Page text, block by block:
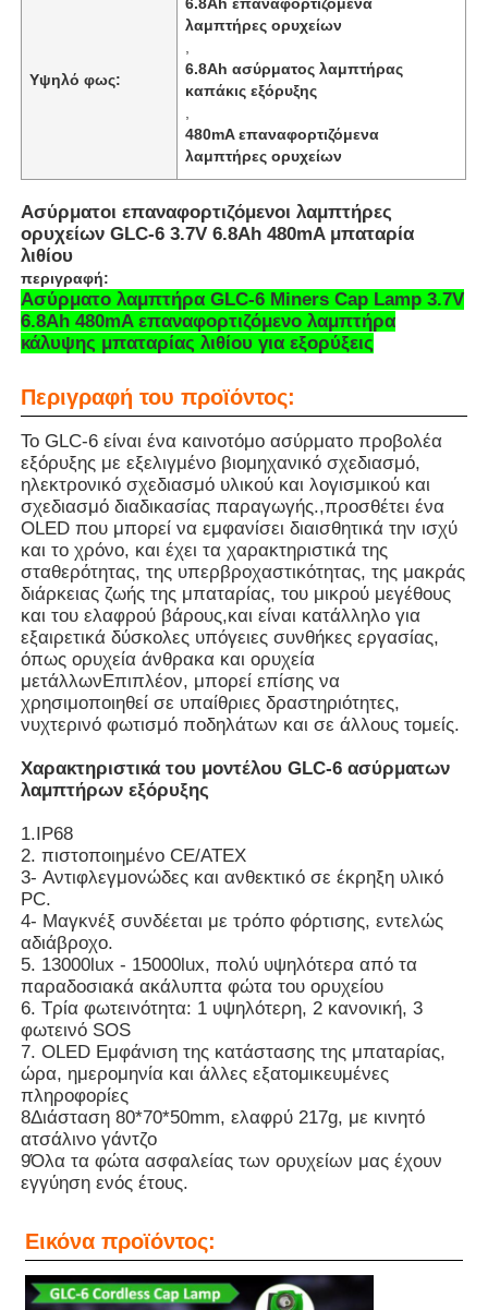
Προϊόντα
Εμφάνιση VR
Σχετικά με εμάς
Γύρος εργοστασίων
Ποιοτικός έλεγχος
Νέα
Ζητήστε ένα απόσπασμα
Φώτα ορυχείων LED
Επαναφορτιζόμενα λαμπτήρες καπάκις εξορυκτικών
υπόγεια λαμπτήρα καλώδιο χωρίς καπάκι
Φώτα εξόρυξης άνθρακα
Φώτα κεφαλής ανθρακωρύχων
Αεροπορικά φώτα
Βιομηχανικό φως LED
Υψηλό φως:
λαμπτήρες ορυχείων
6.8Ah ασύρματος λαμπτήρας
καπάκις εξόρυξης
480mA επαναφορτιζόμενα
λαμπτήρες ορυχείων
Ασύρματοι επαναφορτιζόμενοι λαμπτήρες
ορυχείων GLC-6 3.7V 6.8Ah 480mA μπαταρία
λιθίου
περιγραφή:
Ασύρματο λαμπτήρα GLC-6 Miners Cap Lamp 3.7V
6.8Ah 480mA επαναφορτιζόμενο λαμπτήρα
κάλυψης μπαταρίας λιθίου για εξορύξεις
Περιγραφή του προϊόντος:
Το GLC-6 είναι ένα καινοτόμο ασύρματο προβολέα
εξόρυξης με εξελιγμένο βιομηχανικό σχεδιασμό,
ηλεκτρονικό σχεδιασμό υλικού και λογισμικού και
σχεδιασμό διαδικασίας παραγωγής.,προσθέτει ένα
OLED που μπορεί να εμφανίσει διαισθητικά την ισχύ
και το χρόνο, και έχει τα χαρακτηριστικά της
σταθερότητας, της υπερβροχαστικότητας, της μακράς
διάρκειας ζωής της μπαταρίας, του μικρού μεγέθους
και του ελαφρού βάρους,και είναι κατάλληλο για
εξαιρετικά δύσκολες υπόγειες συνθήκες εργασίας,
όπως ορυχεία άνθρακα και ορυχεία
μετάλλωνΕπιπλέον, μπορεί επίσης να
χρησιμοποιηθεί σε υπαίθριες δραστηριότητες,
νυχτερινό φωτισμό ποδηλάτων και σε άλλους τομείς.
Χαρακτηριστικά του μοντέλου GLC-6 ασύρματων
λαμπτήρων εξόρυξης
1.IP68
2. πιστοποιημένο CE/ATEX
3- Αντιφλεγμονώδες και ανθεκτικό σε έκρηξη υλικό
PC.
4- Μαγκνέξ συνδέεται με τρόπο φόρτισης, εντελώς
αδιάβροχο.
5. 13000lux - 15000lux, πολύ υψηλότερα από τα
παραδοσιακά ακάλυπτα φώτα του ορυχείου
6. Τρία φωτεινότητα: 1 υψηλότερη, 2 κανονική, 3
φωτεινό SOS
7. OLED Εμφάνιση της κατάστασης της μπαταρίας,
ώρα, ημερομηνία και άλλες εξατομικευμένες
πληροφορίες
8Διάσταση 80*70*50mm, ελαφρύ 217g, με κινητό
ατσάλινο γάντζο
9Όλα τα φώτα ασφαλείας των ορυχείων μας έχουν
εγγύηση ενός έτους.
Εικόνα προϊόντος: